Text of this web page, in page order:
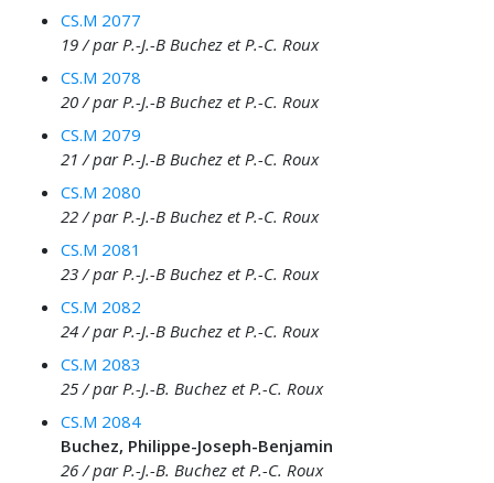
CS.M 2077
19 / par P.-J.-B Buchez et P.-C. Roux
CS.M 2078
20 / par P.-J.-B Buchez et P.-C. Roux
CS.M 2079
21 / par P.-J.-B Buchez et P.-C. Roux
CS.M 2080
22 / par P.-J.-B Buchez et P.-C. Roux
CS.M 2081
23 / par P.-J.-B Buchez et P.-C. Roux
CS.M 2082
24 / par P.-J.-B Buchez et P.-C. Roux
CS.M 2083
25 / par P.-J.-B. Buchez et P.-C. Roux
CS.M 2084
Buchez, Philippe-Joseph-Benjamin
26 / par P.-J.-B. Buchez et P.-C. Roux